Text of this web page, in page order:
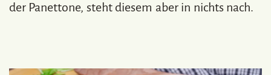
der Panettone, steht diesem aber in nichts nach.